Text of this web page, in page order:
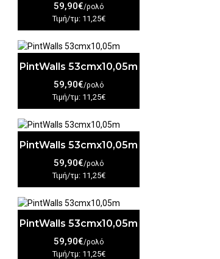
59,90€/ρολό
Τιμή/τμ: 11,25€
PintWalls 53cmx10,05m
59,90€/ρολό
Τιμή/τμ: 11,25€
PintWalls 53cmx10,05m
59,90€/ρολό
Τιμή/τμ: 11,25€
PintWalls 53cmx10,05m
59,90€/ρολό
Τιμή/τμ: 11,25€